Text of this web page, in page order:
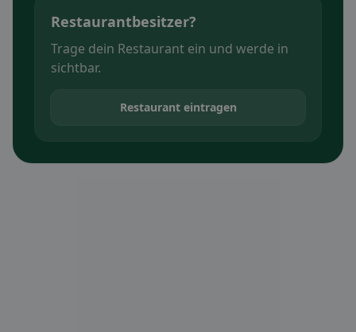
Restaurantbesitzer?
Trage dein Restaurant ein und werde in
sichtbar.
Restaurant eintragen